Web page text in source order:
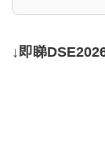
↓即睇